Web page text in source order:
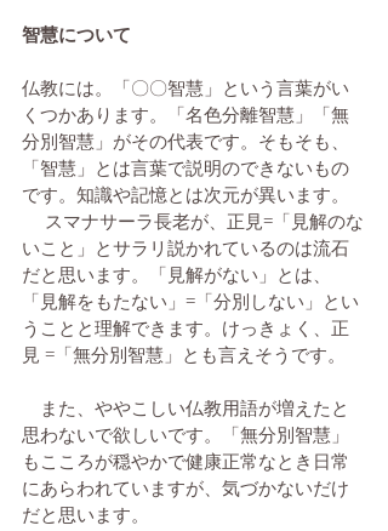
智慧について
仏教には。「〇〇智慧」という言葉がい
くつかあります。「名色分離智慧」「無
分別智慧」がその代表です。そもそも、
「智慧」とは言葉で説明のできないもの
です。知識や記憶とは次元が異います。
いこと」とサラリ説かれているのは流石
だと思います。「見解がない」とは、
「見解をもたない」=「分別しない」とい
うことと理解できます。けっきょく、正
見 =「無分別智慧」とも言えそうです。
また、ややこしい仏教用語が増えたと
思わないで欲しいです。「無分別智慧」
もこころが穏やかで健康正常なとき日常
にあらわれていますが、気づかないだけ
だと思います。